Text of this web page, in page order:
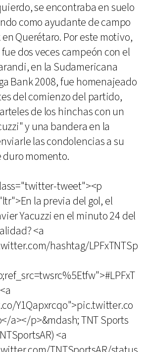
se encontraba en suelo
como ayudante de campo
Querétaro. Por este motivo,
dos veces campeón con el
en la Sudamericana
Bank 2008, fue homenajeado
del comienzo del partido,
de los hinchas con un
y una bandera en la
las condolencias a su
momento.
tweet"><p
la previa del gol, el
Yacuzzi en el minuto 24 del
<a
hashtag/LPFxTNTSp
Y1Qapxrcqo">pic.twitter.co
a></p>&mdash; TNT Sports
<a